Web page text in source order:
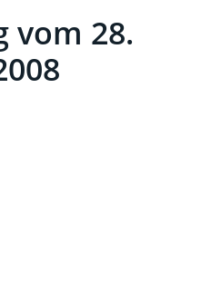
vom 28.